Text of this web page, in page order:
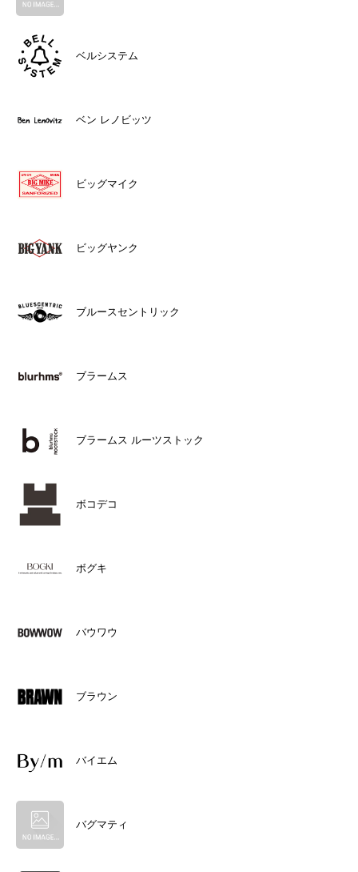
ベルシステム
ベン レノビッツ
ビッグマイク
ビッグヤンク
ブルースセントリック
ブラームス
ブラームス ルーツストック
ボコデコ
ボグキ
バウワウ
ブラウン
バイエム
バグマティ